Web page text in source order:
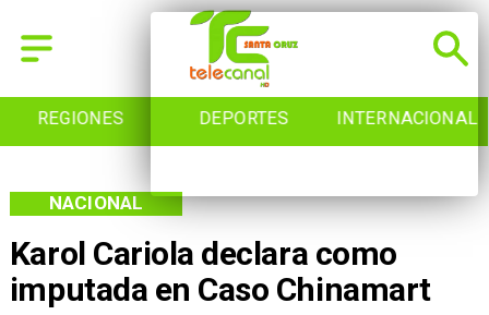
REGIONES DEPORTES INTERNACIONAL
Karol Cariola declara como
imputada en Caso Chinamart
NACIONAL